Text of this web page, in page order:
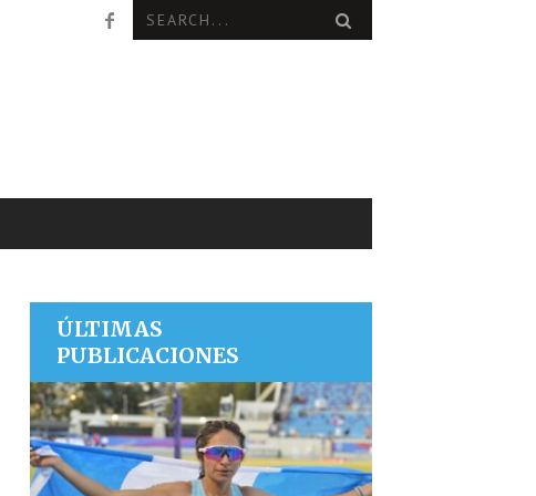
ÚLTIMAS
PUBLICACIONES